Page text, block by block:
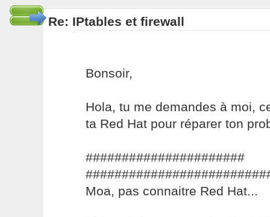
Re: IPtables et firewall
Bonsoir,
Hola, tu me demandes à moi,
ta Red Hat pour réparer ton
Moa, pas connaitre Red Hat...